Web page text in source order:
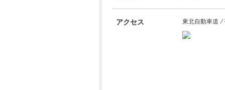
アクセス 東北自動車道